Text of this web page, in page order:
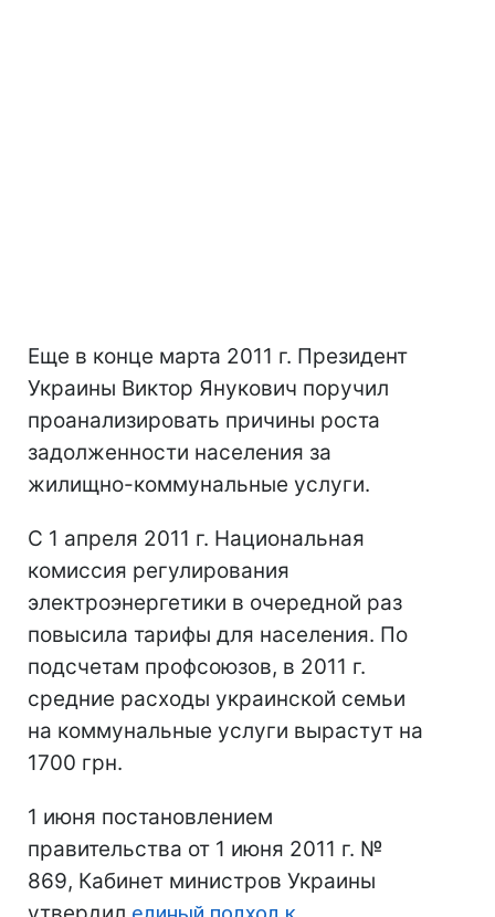
Еще в конце марта 2011 г. Президент
Украины Виктор Янукович поручил
проанализировать причины роста
задолженности населения за
жилищно-коммунальные услуги.
С 1 апреля 2011 г. Национальная
комиссия регулирования
электроэнергетики в очередной раз
повысила тарифы для населения. По
подсчетам профсоюзов, в 2011 г.
средние расходы украинской семьи
на коммунальные услуги вырастут на
1700 грн.
1 июня постановлением
правительства от 1 июня 2011 г. №
869, Кабинет министров Украины